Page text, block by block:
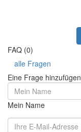
FAQ (0)
alle Fragen
Eine Frage hinzufügen
Mein Name